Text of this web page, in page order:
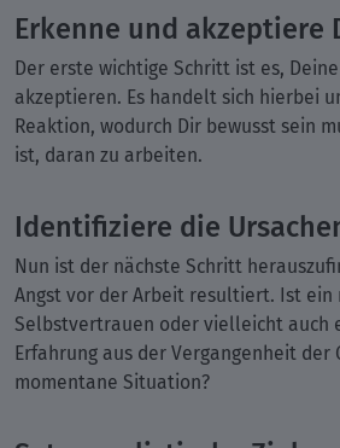
Erkenne und akzeptiere
Der erste wichtige Schritt ist es,
akzeptieren. Es handelt sich hierbei
Reaktion, wodurch Dir bewusst sein
ist, daran zu arbeiten.
Identifiziere die
Nun ist der nächste Schritt
Angst vor der Arbeit resultiert. Ist ein
Selbstvertrauen oder vielleicht auch
Erfahrung aus der Vergangenheit der
momentane Situation?